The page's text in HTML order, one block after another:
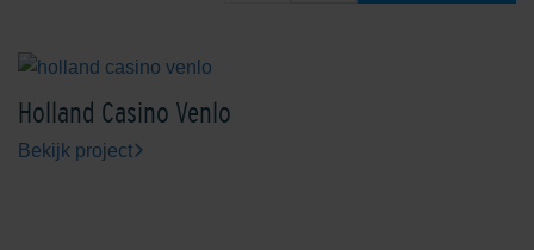
Holland Casino Venlo
Bekijk project